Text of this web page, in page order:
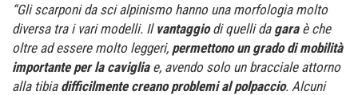
“Gli scarponi da sci alpinismo hanno una morfologia molto
diversa tra i vari modelli. Il vantaggiodi quelli da garaè che
oltre ad essere molto leggeri, permettono un grado di mobilità
importante per la cavigliae, avendo solo un bracciale attorno
alla tibia difficilmente creano problemi al polpaccio. Alcuni